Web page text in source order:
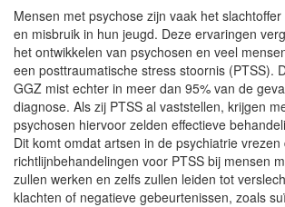
Mensen met psychose zijn vaak het
en misbruik in hun jeugd. Deze ervaringen
het ontwikkelen van psychosen en veel
een posttraumatische stress stoornis (PTSS).
GGZ mist echter in meer dan 95% van de
diagnose. Als zij PTSS al vaststellen, krijgen
psychosen hiervoor zelden effectieve
Dit komt omdat artsen in de psychiatrie vrezen
richtlijnbehandelingen voor PTSS bij mensen
zullen werken en zelfs zullen leiden tot
klachten of negatieve gebeurtenissen, zoals